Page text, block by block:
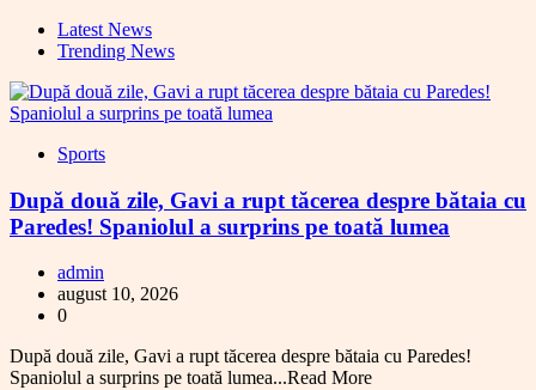
Latest News
Trending News
Sports
După două zile, Gavi a rupt tăcerea despre bătaia cu
Paredes! Spaniolul a surprins pe toată lumea
admin
august 10, 2026
0
După două zile, Gavi a rupt tăcerea despre bătaia cu Paredes!
Spaniolul a surprins pe toată lumea...Read More